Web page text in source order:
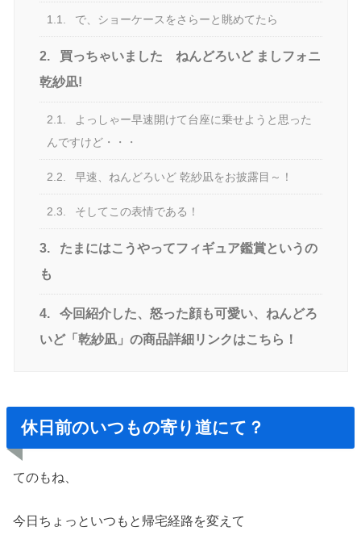
1.1. で、ショーケースをさらーと眺めてたら
2.
買っちゃいました ねんどろいど ましフォニ
乾紗凪!
2.1.
よっしゃー早速開けて台座に乗せようと思った
んですけど・・・
2.2. 早速、ねんどろいど 乾紗凪をお披露目～！
2.3. そしてこの表情である！
3.
たまにはこうやってフィギュア鑑賞というの
も
4.
今回紹介した、怒った顔も可愛い、ねんどろ
いど「乾紗凪」の商品詳細リンクはこちら！
休日前のいつもの寄り道にて？
てのもね、
今日ちょっといつもと帰宅経路を変えて